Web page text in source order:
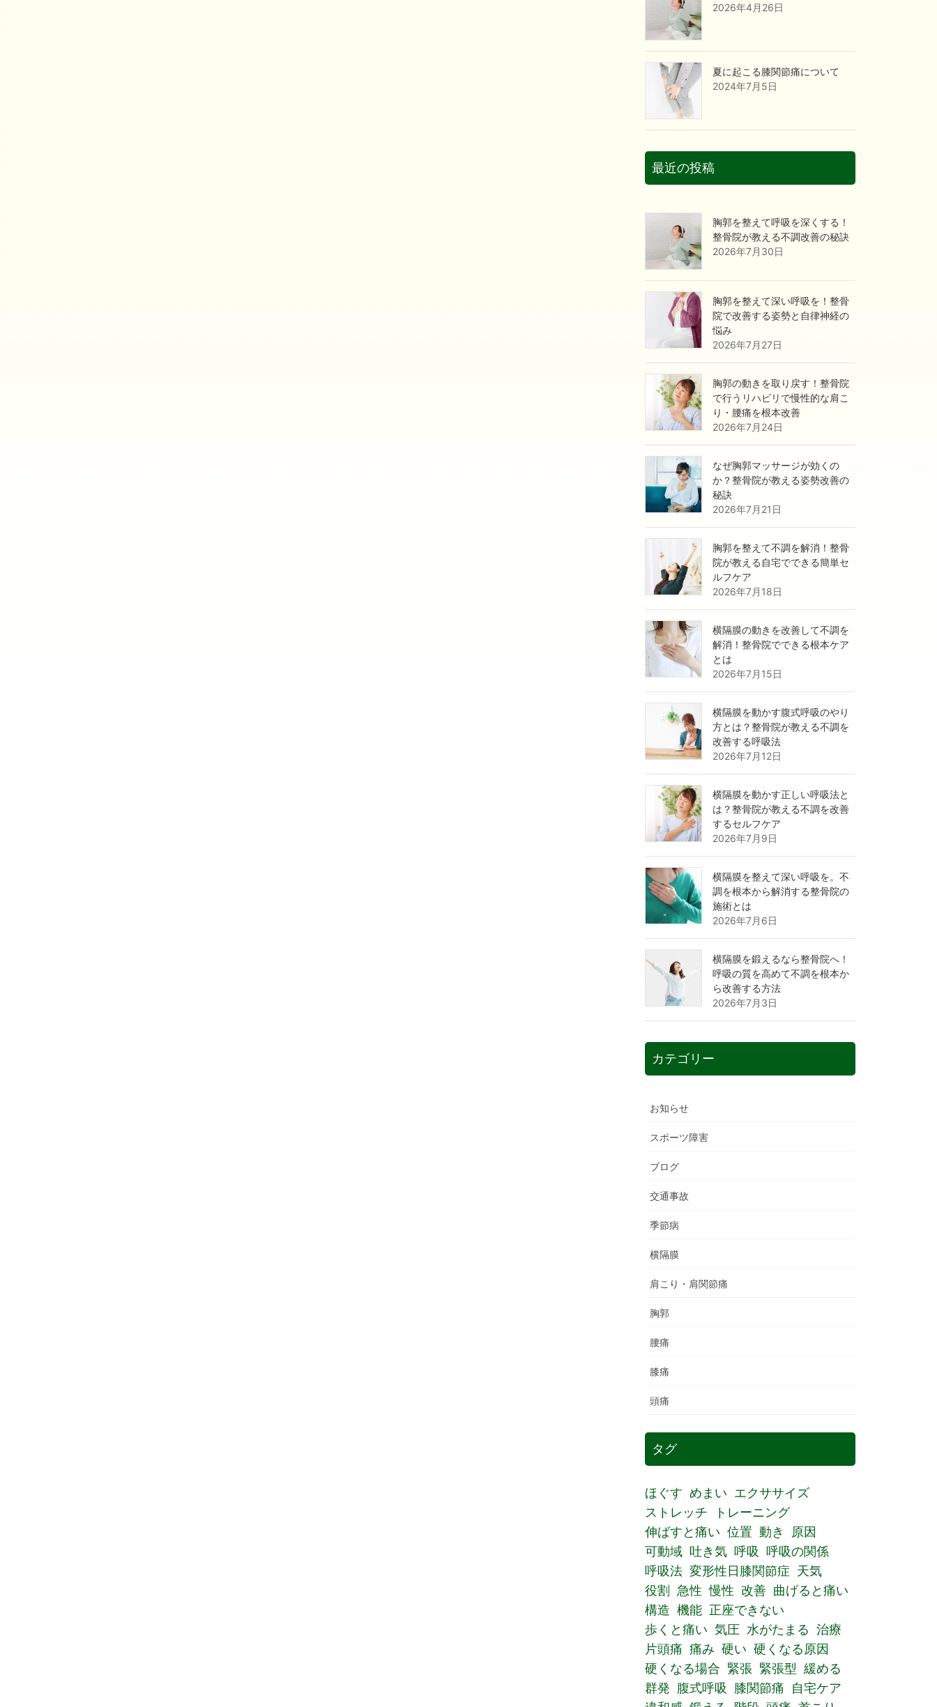
2026年4月26日
夏に起こる膝関節痛について
2024年7月5日
最近の投稿
胸郭を整えて呼吸を深くする！
整骨院が教える不調改善の秘訣
2026年7月30日
胸郭を整えて深い呼吸を！整骨
院で改善する姿勢と自律神経の
悩み
2026年7月27日
胸郭の動きを取り戻す！整骨院
で行うリハビリで慢性的な肩こ
り・腰痛を根本改善
2026年7月24日
なぜ胸郭マッサージが効くの
か？整骨院が教える姿勢改善の
秘訣
2026年7月21日
胸郭を整えて不調を解消！整骨
院が教える自宅でできる簡単セ
ルフケア
2026年7月18日
横隔膜の動きを改善して不調を
解消！整骨院でできる根本ケア
とは
2026年7月15日
横隔膜を動かす腹式呼吸のやり
方とは？整骨院が教える不調を
改善する呼吸法
2026年7月12日
横隔膜を動かす正しい呼吸法と
は？整骨院が教える不調を改善
するセルフケア
2026年7月9日
横隔膜を整えて深い呼吸を。不
調を根本から解消する整骨院の
施術とは
2026年7月6日
横隔膜を鍛えるなら整骨院へ！
呼吸の質を高めて不調を根本か
ら改善する方法
2026年7月3日
カテゴリー
お知らせ
スポーツ障害
ブログ
交通事故
季節病
横隔膜
肩こり・肩関節痛
胸郭
腰痛
膝痛
頭痛
タグ
ほぐす めまい エクササイズ
ストレッチ
トレーニング
伸ばすと痛い 位置 動き
原因
可動域 吐き気 呼吸 呼吸の関係
呼吸法 変形性日膝関節症 天気
役割
急性 慢性 改善 曲げると痛い
構造 機能 正座できない
歩くと痛い 気圧 水がたまる 治療
片頭痛 痛み 硬い 硬くなる原因
硬くなる場合 緊張 緊張型 緩める
群発 腹式呼吸 膝関節痛
自宅ケア